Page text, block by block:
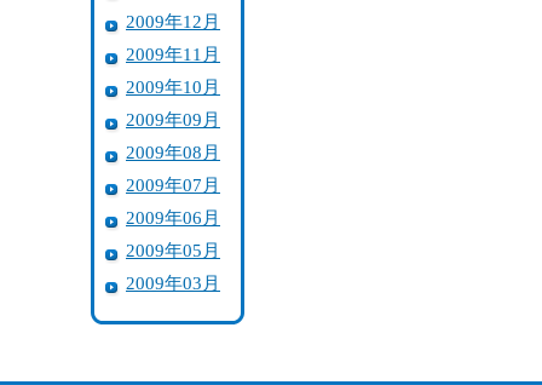
2009年12月
2009年11月
2009年10月
2009年09月
2009年08月
2009年07月
2009年06月
2009年05月
2009年03月